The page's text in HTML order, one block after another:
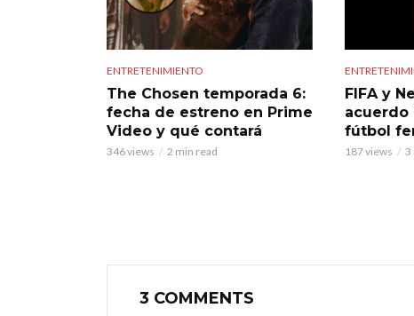
ENTRETENIMIENTO
The Chosen temporada 6:
fecha de estreno en Prime
Video y qué contará
346 views 2 min read
FIFA y
acuerdo
fútbol
187 views 3
3 COMMENTS